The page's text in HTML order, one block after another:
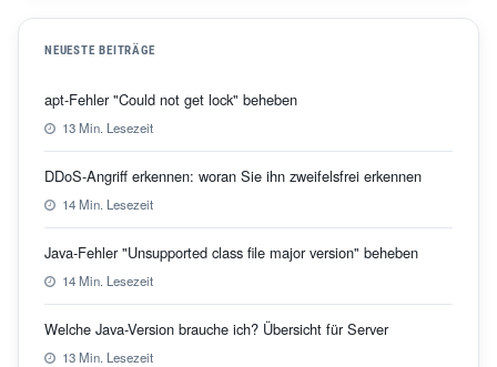
NEUESTE BEITRÄGE
apt-Fehler "Could not get lock" beheben
13 Min. Lesezeit
DDoS-Angriff erkennen: woran Sie ihn zweifelsfrei erkennen
14 Min. Lesezeit
Java-Fehler "Unsupported class file major version" beheben
14 Min. Lesezeit
Welche Java-Version brauche ich? Übersicht für Server
13 Min. Lesezeit